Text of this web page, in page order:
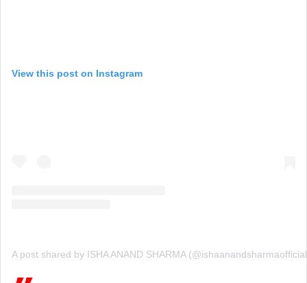
View this post on Instagram
A post shared by ISHA ANAND SHARMA